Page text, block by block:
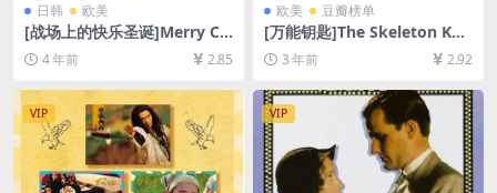
日韩 欧美
[战场上的快乐圣诞]Merry Ch
ristmas Mr. Lawrence (198
3)[百度网盘+迅雷云盘资源10
80P超清未删减][MP4/7.6GB]
[中英字幕]
4 年前 2.85
欧美 豆瓣榜单
[万能钥匙]The Skeleton Key
(2005)[百度网盘+夸克网盘10
80P超清未删减资源][网盘在
线播放/下载][MP4/3.4GB][中
英字幕]
3 年前 2.92
VIP VIP